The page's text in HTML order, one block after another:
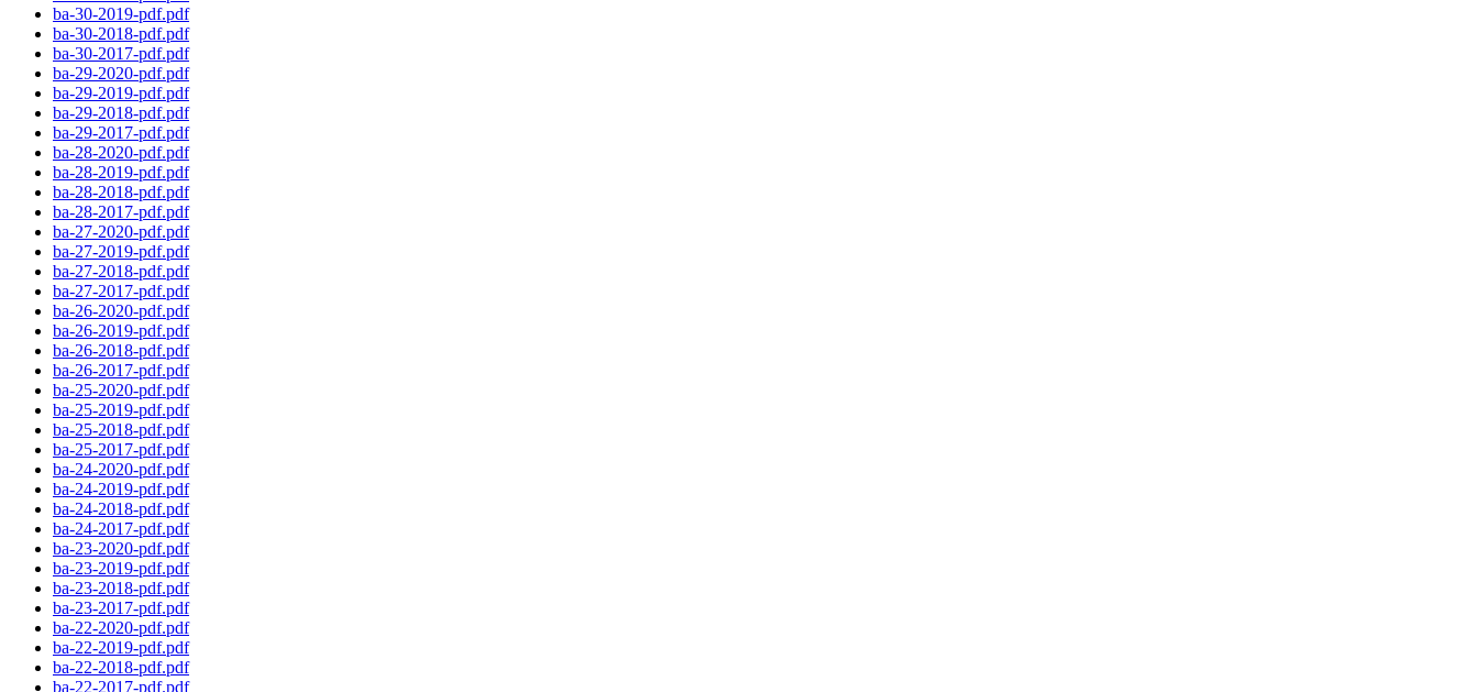
ba-30-2019-pdf.pdf
ba-30-2018-pdf.pdf
ba-30-2017-pdf.pdf
ba-29-2020-pdf.pdf
ba-29-2019-pdf.pdf
ba-29-2018-pdf.pdf
ba-29-2017-pdf.pdf
ba-28-2020-pdf.pdf
ba-28-2019-pdf.pdf
ba-28-2018-pdf.pdf
ba-28-2017-pdf.pdf
ba-27-2020-pdf.pdf
ba-27-2019-pdf.pdf
ba-27-2018-pdf.pdf
ba-27-2017-pdf.pdf
ba-26-2020-pdf.pdf
ba-26-2019-pdf.pdf
ba-26-2018-pdf.pdf
ba-26-2017-pdf.pdf
ba-25-2020-pdf.pdf
ba-25-2019-pdf.pdf
ba-25-2018-pdf.pdf
ba-25-2017-pdf.pdf
ba-24-2020-pdf.pdf
ba-24-2019-pdf.pdf
ba-24-2018-pdf.pdf
ba-24-2017-pdf.pdf
ba-23-2020-pdf.pdf
ba-23-2019-pdf.pdf
ba-23-2018-pdf.pdf
ba-23-2017-pdf.pdf
ba-22-2020-pdf.pdf
ba-22-2019-pdf.pdf
ba-22-2018-pdf.pdf
ba-22-2017-pdf.pdf